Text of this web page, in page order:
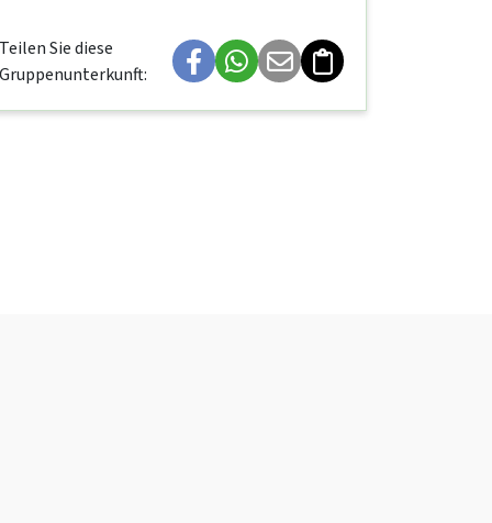
Teilen Sie diese
Gruppenunterkunft: